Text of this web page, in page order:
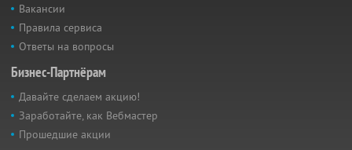
Вакансии
Правила сервиса
Ответы на вопросы
Бизнес-Партнёрам
Давайте сделаем акцию!
Заработайте, как Вебмастер
Прошедшие акции